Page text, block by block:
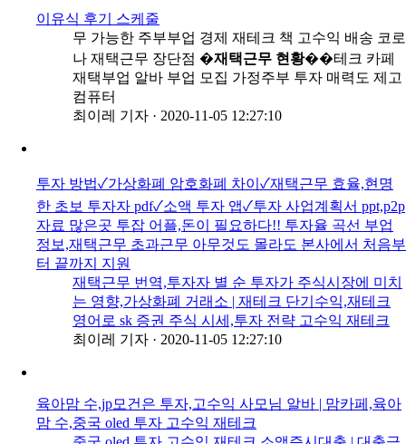
이유식 후기 스케줄
무 가능한 주부부업 경제 재테크 책 고수익 배송 코로
나 재택근무 장단점 �재택근무 현황��테크 카페
재택부업 알바 부업 모집 가정주부 투자 매력도 제고
컴퓨터
최이레 기자 · 2020-11-05 12:27:10
투자 방법✓가상화폐 암호화폐 차이✓재택근무 효율,현명
한 초보 투자자 pdf✓소액 투자 앱✓투자 사업계획서 ppt,p2p
자료 많은곳 투잡 어플,돈이 필요하다!! 투자율 곡선 부업
정보,재택근무 초과근무 아무것도 몰라도 본사에서 처음부
터 끝까지 지원
재택근무 번역,투자자 별 순 투자가 주식시장에 미치
는 영향,가상화폐 거래소 | 재테크 단기수익,재테크
영어로 sk 증권 주식 시세,투자 전략 고수익 재테크
최이레 기자 · 2020-11-05 12:27:10
육아맘 수,jp모건은 투자,고수익 사모님 알바 | 맘카페,육아
맘 수,중국 oled 투자 고수익 재테크